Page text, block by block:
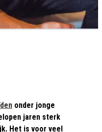
onder jonge
jaren sterk
Het is voor veel